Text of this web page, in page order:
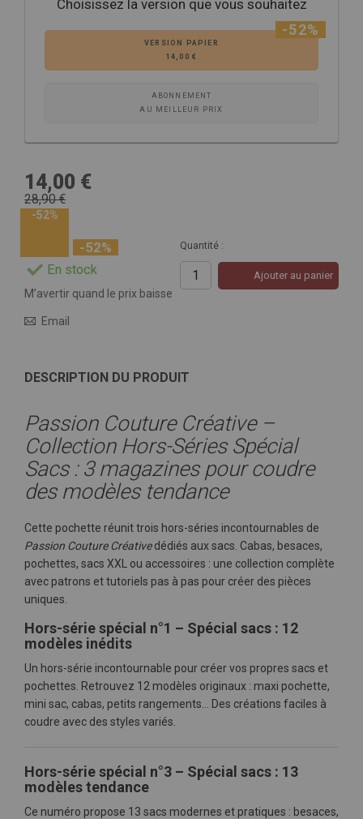
Choisissez la version que vous souhaitez
VERSION PAPIER
14,00 €
-52%
ABONNEMENT
AU MEILLEUR PRIX
14,00 €
28,90 €
-52%
-52%
En stock
Quantité :
Ajouter au panier
M’avertir quand le prix baisse
Email
DESCRIPTION DU PRODUIT
Passion Couture Créative –
Collection Hors-Séries Spécial
Sacs : 3 magazines pour coudre
des modèles tendance
Cette pochette réunit trois hors-séries incontournables de
Passion Couture Créativedédiés aux sacs. Cabas, besaces,
pochettes, sacs XXL ou accessoires : une collection complète
avec patrons et tutoriels pas à pas pour créer des pièces
uniques.
Hors-série spécial n°1 – Spécial sacs : 12
modèles inédits
Un hors-série incontournable pour créer vos propres sacs et
pochettes. Retrouvez 12 modèles originaux : maxi pochette,
mini sac, cabas, petits rangements… Des créations faciles à
coudre avec des styles variés.
Hors-série spécial n°3 – Spécial sacs : 13
modèles tendance
Ce numéro propose 13 sacs modernes et pratiques : besaces,